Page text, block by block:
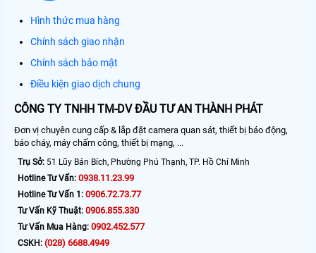
Hình thức mua hàng
Chính sách giao nhận
Chính sách bảo mật
Điều kiện giao dịch chung
CÔNG TY TNHH TM-DV ĐẦU TƯ AN THÀNH PHÁT
Đơn vị chuyên cung cấp & lắp đặt camera quan sát, thiết bị báo động,
báo cháy, máy chấm công, thiết bị mạng, ...
Trụ Sở: 51 Lũy Bán Bích, Phường Phú Thạnh, TP. Hồ Chí Minh
Hotline Tư Vấn: 0938.11.23.99
Hotline Tư Vấn 1: 0906.72.73.77
Tư Vấn Kỹ Thuật: 0906.855.330
Tư Vấn Mua Hàng: 0902.452.577
CSKH: (028) 6688.4949